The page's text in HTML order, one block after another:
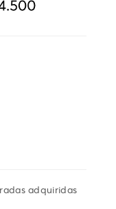
adquiridas